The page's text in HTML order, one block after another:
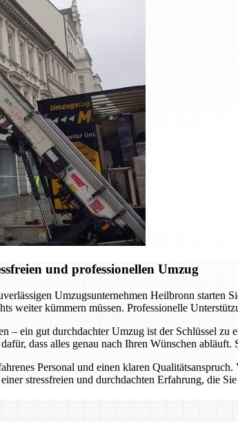
und professionellen Umzug
Umzugsunternehmen Heilbronn starten
weiter kümmern müssen. Professionelle
– ein gut durchdachter Umzug ist der Schlüssel
dass alles genau nach Ihren Wünschen
Personal und einen klaren
stressfreien und durchdachten Erfahrung, die